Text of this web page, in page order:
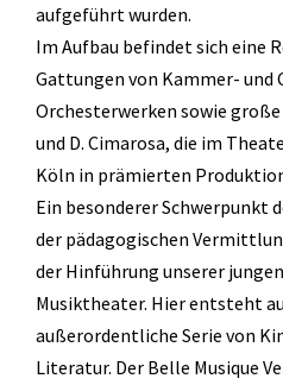
aufgeführt wurden.
Im Aufbau befindet sich eine
Gattungen von Kammer- und
Orchesterwerken sowie
und D. Cimarosa, die im
Köln in prämierten
Ein besonderer Schwerpunkt
der pädagogischen
der Hinführung unserer
Musiktheater. Hier entsteht
außerordentliche Serie von
Literatur. Der Belle Musique